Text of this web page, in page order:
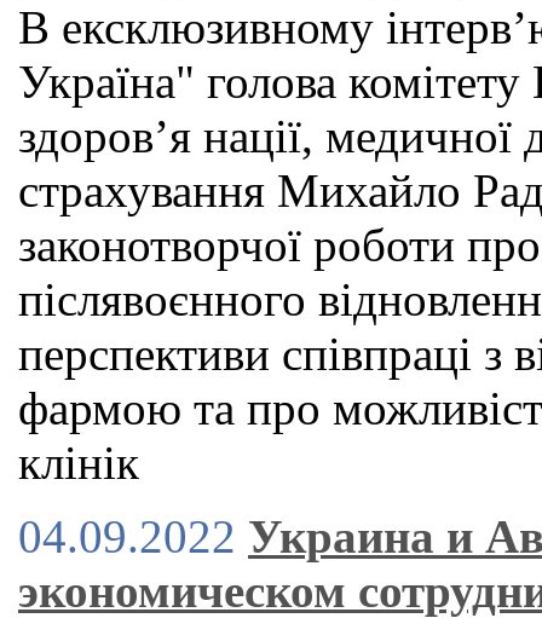
В ексклюзивному
Україна" голова
здоров’я нації,
страхування Михайло
законотворчої роботи
післявоєнного
перспективи співпраці
фармою та про
клінік
04.09.2022 Украина и
экономическом